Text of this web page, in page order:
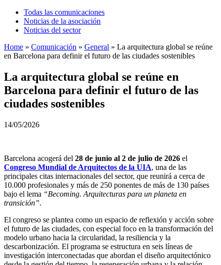
Todas las comunicaciones
Noticias de la asociación
Noticias del sector
Home » Comunicación » General » La arquitectura global se reúne
en Barcelona para definir el futuro de las ciudades sostenibles
La arquitectura global se reúne en
Barcelona para definir el futuro de las
ciudades sostenibles
14/05/2026
Barcelona acogerá del 28 de junio al 2 de julio de 2026 el
Congreso Mundial de Arquitectos de la UIA, una de las
principales citas internacionales del sector, que reunirá a cerca de
10.000 profesionales y más de 250 ponentes de más de 130 países
bajo el lema “Becoming. Arquitecturas para un planeta en
transición”.
El congreso se plantea como un espacio de reflexión y acción sobre
el futuro de las ciudades, con especial foco en la transformación del
modelo urbano hacia la circularidad, la resiliencia y la
descarbonización. El programa se estructura en seis líneas de
investigación interconectadas que abordan el diseño arquitectónico